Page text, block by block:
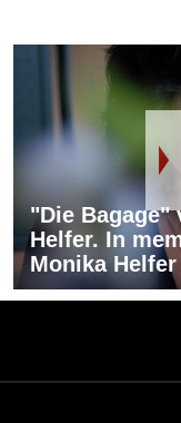
"Die Bagage"
Helfer. In
Monika Helfer